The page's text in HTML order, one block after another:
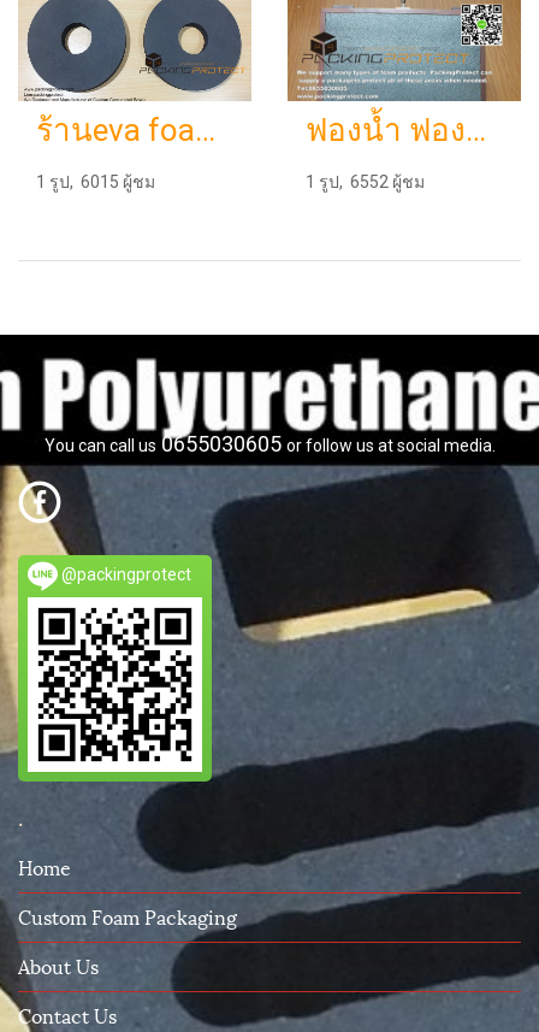
ร้านeva foamรับผลิตโฟมกันกระแทกปั๊มและประกอบขึ้นรูป
1 รูป, 6015 ผู้ชม
ฟองน้ำ ฟองน้ำกันกระแทก ฟองน้ำแผ่นตัดตามแบบ รรจุภัณฑ์และกันกระแทก
1 รูป, 6552 ผู้ชม
You can call us 0655030605 or follow us at social media.
@packingprotect
.
Home
Custom Foam Packaging
About Us
Contact Us